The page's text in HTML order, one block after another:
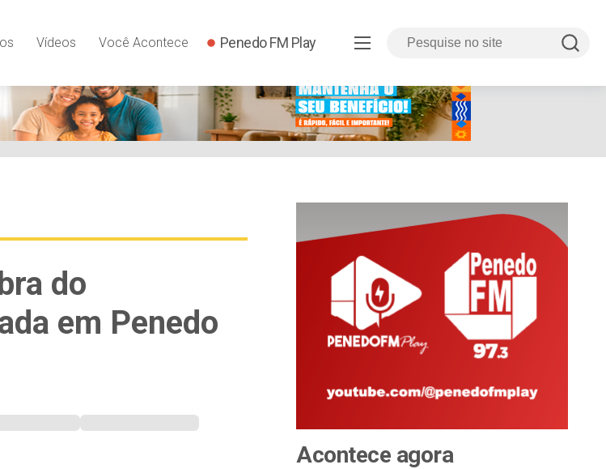
Vídeos Você Acontece Penedo FM Play
do
em Penedo
Acontece agora